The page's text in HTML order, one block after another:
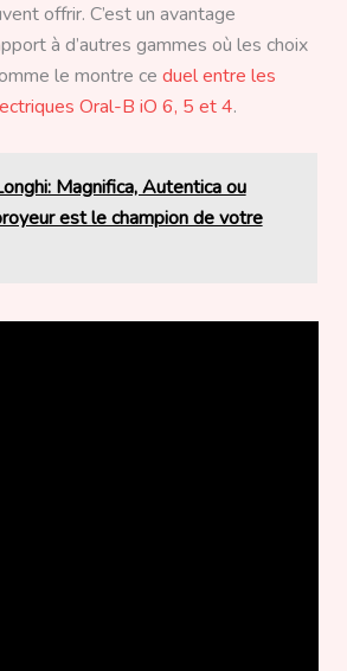
offrir. C’est un avantage
à d’autres gammes où les choix
le montre ce duel entre les
Oral-B iO 6, 5 et 4.
Magnifica, Autentica ou
est le champion de votre